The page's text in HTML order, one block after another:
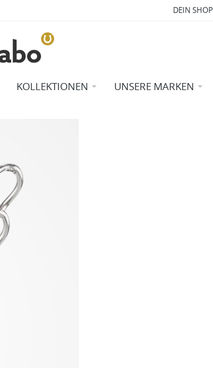
DEIN SHOP
KOLLEKTIONEN UNSERE MARKEN